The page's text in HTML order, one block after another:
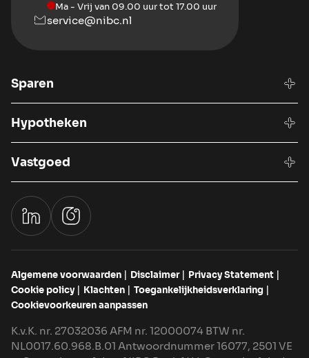
Ma - Vrij van 09.00 uur tot 17.00 uur
service@nibc.nl
Sparen
Hypotheken
Vastgoed
Algemene voorwaarden Disclaimer
Privacy Statement
Cookie policy
Klachten
Toegankelijkheidsverklaring
Cookievoorkeuren aanpassen
K.v.K. nr. 27032036 AFM nr. 12000074 BTW nr.
NL0017.60.968.B.01 Antwoordnummer 16077, 2501 VE